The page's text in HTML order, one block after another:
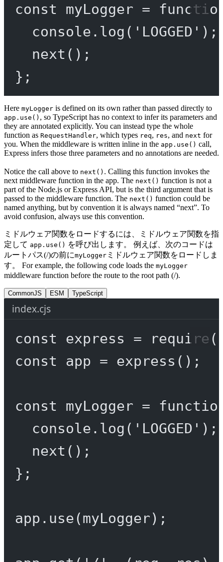
const myLogger =
console. log ( 'LOGGED' );
next ();
};
Here myLogger is defined on its own rather than passed directly to
app.use() , so TypeScript has no context to infer its parameters and
they are annotated explicitly. You can instead type the whole
function as RequestHandler, which types req, res, and next for
you. When the middleware is written inline in the app.use() call,
Express infers those three parameters and no annotations are needed.
Notice the call above to next() . Calling this function invokes the
next middleware function in the app. The next() function is not a
part of the Node.js or Express API, but is the third argument that is
passed to the middleware function. The next() function could be
named anything, but by convention it is always named “next”. To
avoid confusion, always use this convention.
ミドルウェア関数をロードするには、ミドルウェア関数を指
定して app.use() を呼び出します。 例えば、次のコードは
ルートパス(/)の前にmyLogger ミドルウェア関数をロードしま
す。 For example, the following code loads the myLogger
middleware function before the route to the root path (/).
CommonJS ESM TypeScript
index.cjs
const express = require (
const
app = express ();
const myLogger =
console. log ( 'LOGGED' );
next ();
};
app. use(myLogger);